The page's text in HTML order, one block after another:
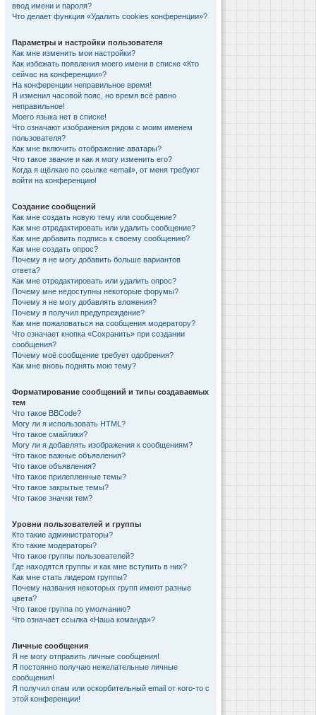
ввод имени и пароля?
Что делает функция «Удалить cookies конференции»?
Параметры и настройки пользователя
Как мне изменить мои настройки?
Как избежать появления моего имени в списке «Кто
сейчас на конференции»?
На конференции неправильное время!
Я изменил часовой пояс, но время всё равно
неправильное!
Моего языка нет в списке!
Что означают изображения рядом с моим именем
пользователя?
Как мне включить отображение аватары?
Что такое звание и как я могу изменить его?
Когда я щёлкаю по ссылке «email», от меня требуют
войти на конференцию!
Создание сообщений
Как мне создать новую тему или сообщение?
Как мне отредактировать или удалить сообщение?
Как мне добавить подпись к своему сообщению?
Как мне создать опрос?
Почему я не могу добавить больше вариантов
ответа?
Как мне отредактировать или удалить опрос?
Почему мне недоступны некоторые форумы?
Почему я не могу добавлять вложения?
Почему я получил предупреждение?
Как мне пожаловаться на сообщения модератору?
Что означает кнопка «Сохранить» при создании
сообщения?
Почему моё сообщение требует одобрения?
Как мне вновь поднять мою тему?
Форматирование сообщений и типы создаваемых
тем
Что такое BBCode?
Могу ли я использовать HTML?
Что такое смайлики?
Могу ли я добавлять изображения к сообщениям?
Что такое важные объявления?
Что такое объявления?
Что такое прилепленные темы?
Что такое закрытые темы?
Что такое значки тем?
Уровни пользователей и группы
Кто такие администраторы?
Кто такие модераторы?
Что такое группы пользователей?
Где находятся группы и как мне вступить в них?
Как мне стать лидером группы?
Почему названия некоторых групп имеют разные
цвета?
Что такое группа по умолчанию?
Что означает ссылка «Наша команда»?
Личные сообщения
Я не могу отправить личные сообщения!
Я постоянно получаю нежелательные личные
сообщения!
Я получил спам или оскорбительный email от кого-то с
этой конференции!